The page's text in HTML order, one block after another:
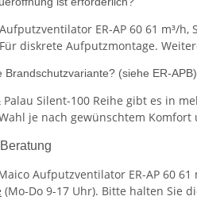
ER-AP 60 61 m³/
diskrete Aufputzmontage.
Brandschutzvariante? (siehe ER-APB)
Palau Silent-100 Reihe gibt es in
je nach gewünschtem
Aufputzventilator ER-AP 60
(Mo-Do 9-17 Uhr). Bitte halten Sie